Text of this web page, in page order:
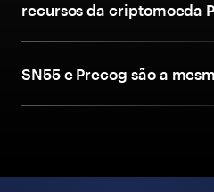
recursos da criptomoeda
SN55 e Precog são a